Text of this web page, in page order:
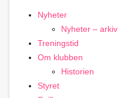
Nyheter
Nyheter – arkiv
Treningstid
Om klubben
Historien
Styret